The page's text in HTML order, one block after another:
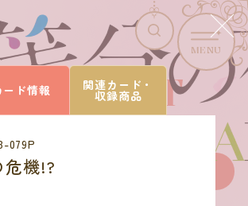
MENU
LIST
カードを探す
件
ード情報 関連カード・
収録商品
079P
危機!?